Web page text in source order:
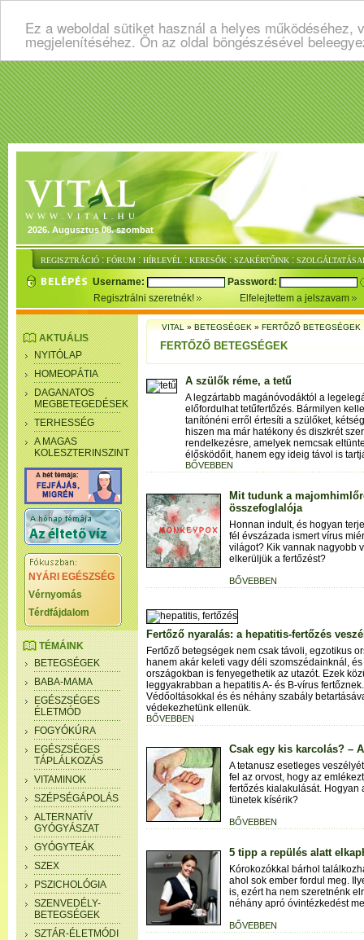
Ez a weboldal sütiket használ a helyes
megjelenítéséhez. Ön az oldal böngészésével
2026. Augusztus 08. szombat
REGISZTRÁCIÓ : FÓRUM : HÍRLEVÉL : KERESŐK : SZAKÉRTŐINK :
Username:
Password:
Regisztrálni szeretnék!
Elfelejtettem a jelszavam
AKTUÁLIS
NYITÓLAP
HOMEOPÁTIA
DAGANATOS
MEGBETEGEDÉSEK
TERHESSÉG
A MAGAS
KOLESZTERINSZINT
NYÁRI EGÉSZSÉG
Vérnyomás
Térdfájdalom
TÉMÁINK
BETEGSÉGEK
BABA-MAMA
EGÉSZSÉGES
ÉLETMÓD
FOGYÓKÚRA
EGÉSZSÉGES
TÁPLÁLKOZÁS
VITAMINOK
SZÉPSÉGÁPOLÁS
ALTERNATÍV
GYÓGYÁSZAT
GYÓGYTEÁK
SZEX
PSZICHOLÓGIA
SZENVEDÉLY-
BETEGSÉGEK
SZTÁR-ÉLETMÓDI
VITAL»BETEGSÉGEK»FERTŐZŐ BETEGSÉGEK
FERTŐZŐ BETEGSÉGEK
A szülők réme, a tetű
A legzártabb magánóvodáktól a
előfordulhat tetűfertőzés. Bármilyen
tanítónéni erről értesíti a szülőket,
hiszen ma már hatékony és diszkrét
rendelkezésre, amelyek nemcsak
élősködőit, hanem egy ideig távol is
BŐVEBBEN
Mit tudunk a
összefoglalója
Honnan indult, és hogyan
fél évszázada ismert vírus
világot? Kik vannak nagyobb
elkerüljük a fertőzést?
BŐVEBBEN
Fertőző nyaralás: a hepatitis-fertőzés
Fertőző betegségek nem csak távoli, egzotikus
hanem akár keleti vagy déli szomszédainknál,
országokban is fenyegethetik az utazót. Ezek
leggyakrabban a hepatitis A- és B-vírus fertőznek.
Védőoltásokkal és és néhány szabály
védekezhetünk ellenük.
BŐVEBBEN
Csak egy kis karcolás? –
A tetanusz esetleges
fel az orvost, hogy az
fertőzés kialakulását. Hogyan
tünetek kísérik?
BŐVEBBEN
5 tipp a repülés alatt
Kórokozókkal bárhol
ahol sok ember fordul meg.
is, ezért ha nem szeretnénk
néhány apró óvintézkedést
BŐVEBBEN